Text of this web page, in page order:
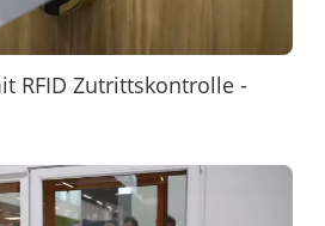
RFID Zutrittskontrolle -